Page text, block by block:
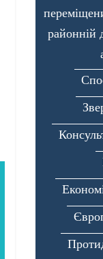
районній